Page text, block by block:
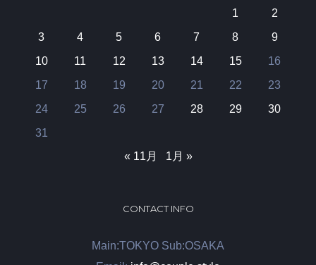
1
2
3
4 5 6 7 8
9
10
11 12 13 14 15
16
17
18 19 20 21 22
23
24
25 26 27 28 29
30
31
« 11月
1月 »
CONTACT INFO
Main:TOKYO Sub:OSAKA